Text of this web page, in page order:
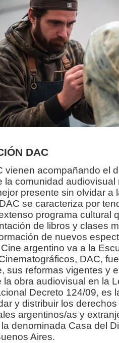
DAC
vienen acompañando el
la comunidad
presente sin olvidar a
se caracteriza por
programa cultural
de libros y clases
de nuevos
argentino va a la
DAC,
sus reformas vigentes y
la obra audiovisual en la
Decreto 124/09, es
y distribuir los
argentinos/as y
denominada Casa del
Aires.